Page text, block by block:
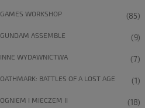
GAMES WORKSHOP (85)
GUNDAM ASSEMBLE (9)
INNE WYDAWNICTWA (7)
OATHMARK: BATTLES OF A LOST AGE (1)
OGNIEM I MIECZEM II (18)